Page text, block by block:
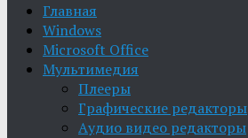
Главная
Windows
Microsoft Office
Мультимедия
Плееры
Графические редакторы
Aудио видео редакторы